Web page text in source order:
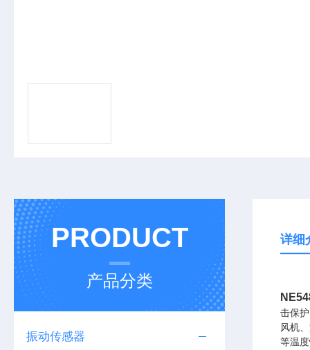
PRODUCT
产品分类
振动传感器
详细
击保
风机
等温